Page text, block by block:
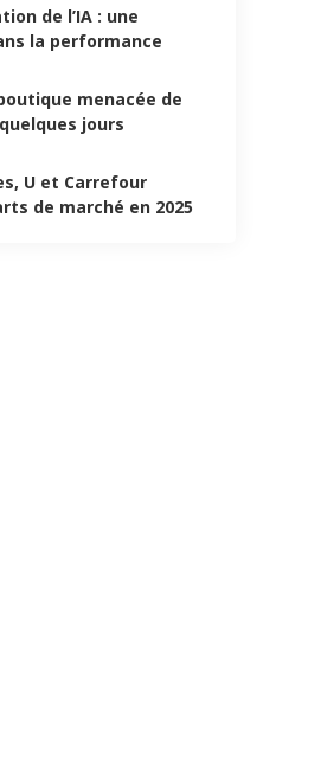
de l’IA : une
la performance
menacée de
jours
U et Carrefour
de marché en 2025